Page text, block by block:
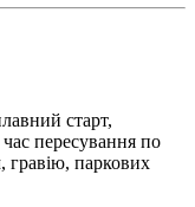
старт,
час пересування по
гравію, паркових